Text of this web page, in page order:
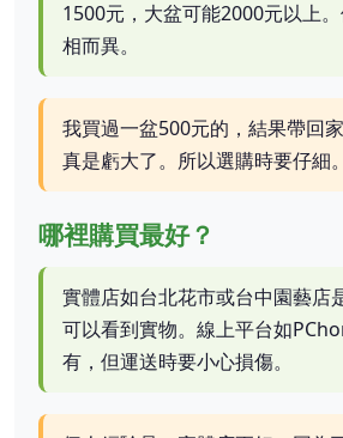
1500元，大盆可能2000元以上
相而異。
我買過一盆500元的，結果帶回
真是虧大了。所以選購時要仔細。
哪裡購買最好？
實體店如台北花市或台中園藝店
可以看到實物。線上平台如
有，但運送時要小心損傷。